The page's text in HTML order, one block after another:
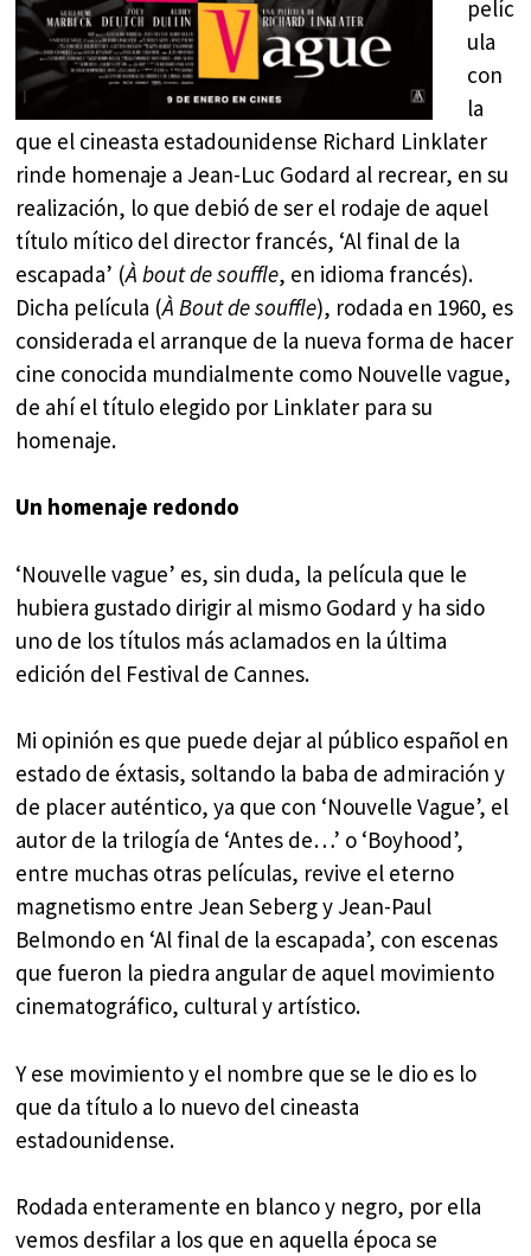
pelíc
ula
con
la
que el cineasta estadounidense Richard Linklater
rinde homenaje a Jean-Luc Godard al recrear, en su
realización, lo que debió de ser el rodaje de aquel
título mítico del director francés, ‘Al final de la
escapada’ (À bout de souffle, en idioma francés).
Dicha película (À Bout de souffle), rodada en 1960, es
considerada el arranque de la nueva forma de hacer
cine conocida mundialmente como Nouvelle vague,
de ahí el título elegido por Linklater para su
homenaje.
Un homenaje redondo
‘Nouvelle vague’ es, sin duda, la película que le
hubiera gustado dirigir al mismo Godard y ha sido
uno de los títulos más aclamados en la última
edición del Festival de Cannes.
Mi opinión es que puede dejar al público español en
estado de éxtasis, soltando la baba de admiración y
de placer auténtico, ya que con ‘Nouvelle Vague’, el
autor de la trilogía de ‘Antes de…’ o ‘Boyhood’,
entre muchas otras películas, revive el eterno
magnetismo entre Jean Seberg y Jean-Paul
Belmondo en ‘Al final de la escapada’, con escenas
que fueron la piedra angular de aquel movimiento
cinematográfico, cultural y artístico.
Y ese movimiento y el nombre que se le dio es lo
que da título a lo nuevo del cineasta
estadounidense.
Rodada enteramente en blanco y negro, por ella
vemos desfilar a los que en aquella época se